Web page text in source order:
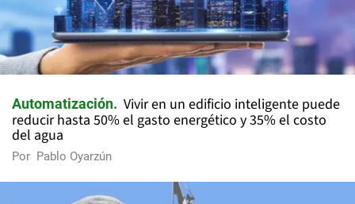
Automatización
Vivir en un edificio inteligente puede
reducir hasta 50% el gasto energético y 35% el costo
del agua
Por Pablo Oyarzún